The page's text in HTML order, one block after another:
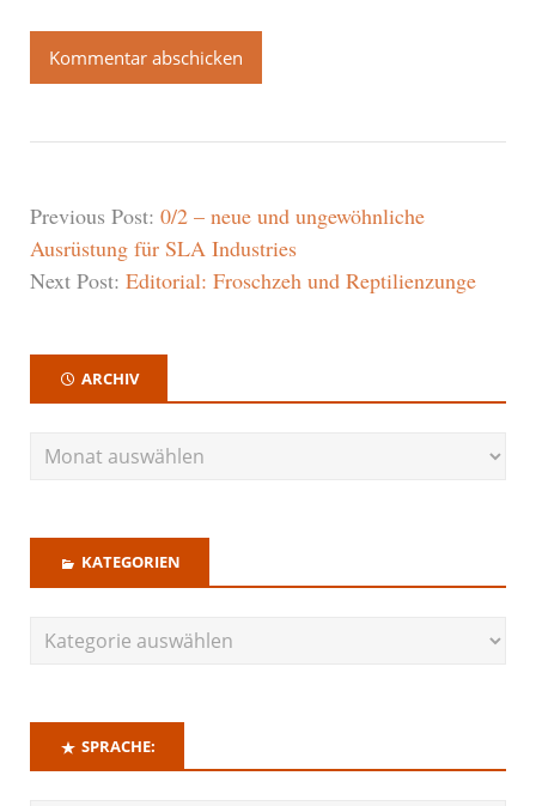
Previous Post: 0/2 – neue und ungewöhnliche
Ausrüstung für SLA Industries
Next Post: Editorial: Froschzeh und Reptilienzunge
ARCHIV
KATEGORIEN
SPRACHE: